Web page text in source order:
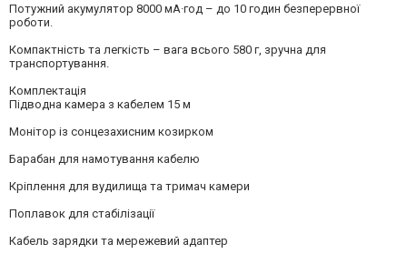
Потужний акумулятор 8000 мА·год – до 10 годин безперервної
роботи.
Компактність та легкість – вага всього 580 г, зручна для
транспортування.
Комплектація
Підводна камера з кабелем 15 м
Монітор із сонцезахисним козирком
Барабан для намотування кабелю
Кріплення для вудилища та тримач камери
Поплавок для стабілізації
Кабель зарядки та мережевий адаптер